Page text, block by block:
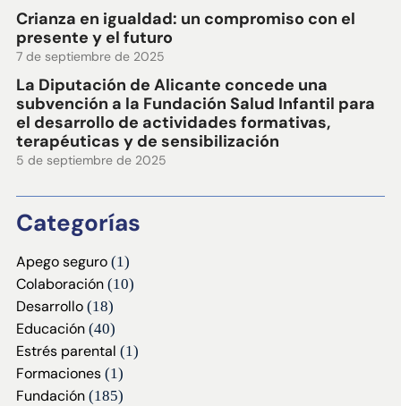
Crianza en igualdad: un compromiso con el
presente y el futuro
7 de septiembre de 2025
La Diputación de Alicante concede una
subvención a la Fundación Salud Infantil para
el desarrollo de actividades formativas,
terapéuticas y de sensibilización
5 de septiembre de 2025
Categorías
Apego seguro (1)
Colaboración (10)
Desarrollo (18)
Educación (40)
Estrés parental (1)
Formaciones (1)
Fundación (185)